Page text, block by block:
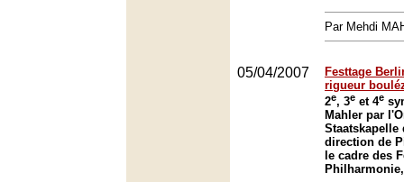
Par Mehdi
05/04/2007
Festtage
rigueur
2e, 3e et 4e
Mahler par
Staatskapelle
direction de
le cadre des